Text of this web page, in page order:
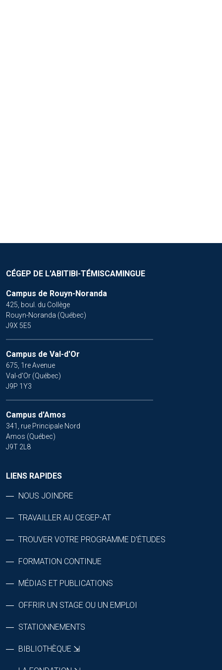
CÉGEP DE L'ABITIBI-TÉMISCAMINGUE
Campus de Rouyn-Noranda
425, boul. du Collège
Rouyn-Noranda (Québec)
J9X 5E5
Campus de Val-d'Or
675, 1re Avenue
Val-d'Or (Québec)
J9P 1Y3
Campus d'Amos
341, rue Principale Nord
Amos (Québec)
J9T 2L8
LIENS RAPIDES
NOUS JOINDRE
TRAVAILLER AU CEGEP-AT
TROUVER VOTRE PROGRAMME D’ÉTUDES
FORMATION CONTINUE
MÉDIAS ET PUBLICATIONS
OFFRIR UN STAGE OU UN EMPLOI
STATIONNEMENTS
BIBLIOTHÈQUE ⇲